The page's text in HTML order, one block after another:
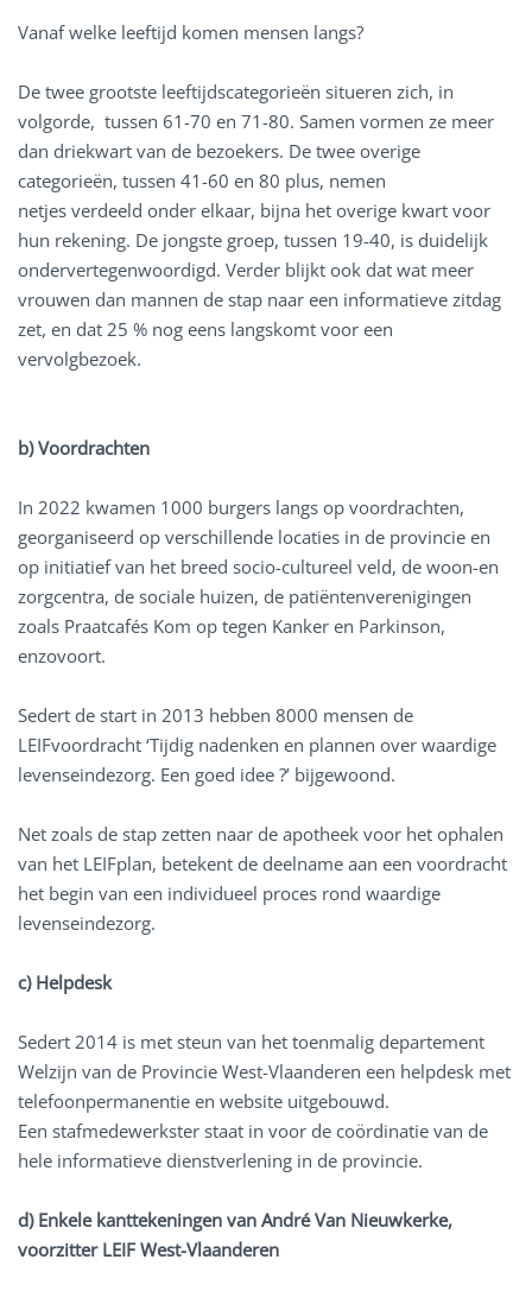
Vanaf welke leeftijd komen mensen langs?
De twee grootste leeftijdscategorieën situeren zich, in
volgorde, tussen 61-70 en 71-80. Samen vormen ze meer
dan driekwart van de bezoekers. De twee overige
categorieën, tussen 41-60 en 80 plus, nemen
netjes verdeeld onder elkaar, bijna het overige kwart voor
hun rekening. De jongste groep, tussen 19-40, is duidelijk
ondervertegenwoordigd. Verder blijkt ook dat wat meer
vrouwen dan mannen de stap naar een informatieve zitdag
zet, en dat 25 % nog eens langskomt voor een
vervolgbezoek.
b) Voordrachten
In 2022 kwamen 1000 burgers langs op voordrachten,
georganiseerd op verschillende locaties in de provincie en
op initiatief van het breed socio-cultureel veld, de woon-en
zorgcentra, de sociale huizen, de patiëntenverenigingen
zoals Praatcafés Kom op tegen Kanker en Parkinson,
enzovoort.
Sedert de start in 2013 hebben 8000 mensen de
LEIFvoordracht ‘Tijdig nadenken en plannen over waardige
levenseindezorg. Een goed idee ?’ bijgewoond.
Net zoals de stap zetten naar de apotheek voor het ophalen
van het LEIFplan, betekent de deelname aan een voordracht
het begin van een individueel proces rond waardige
levenseindezorg.
c) Helpdesk
Sedert 2014 is met steun van het toenmalig departement
Welzijn van de Provincie West-Vlaanderen een helpdesk met
telefoonpermanentie en website uitgebouwd.
Een stafmedewerkster staat in voor de coördinatie van de
hele informatieve dienstverlening in de provincie.
d) Enkele kanttekeningen van André Van Nieuwkerke,
voorzitter LEIF West-Vlaanderen